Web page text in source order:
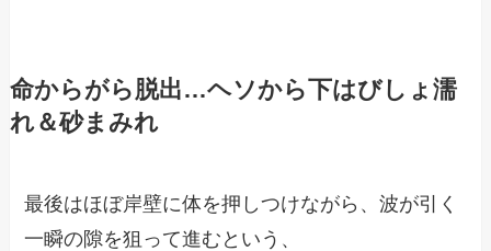
命からがら脱出…ヘソから下はびしょ濡
れ＆砂まみれ
最後はほぼ岸壁に体を押しつけながら、波が引く
一瞬の隙を狙って進むという、